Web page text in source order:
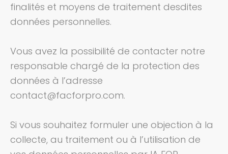
finalités et moyens de traitement desdites
données personnelles.
Vous avez la possibilité de contacter notre
responsable chargé de la protection des
données à l’adresse
contact@facforpro.com.
Si vous souhaitez formuler une objection à la
collecte, au traitement ou à l’utilisation de